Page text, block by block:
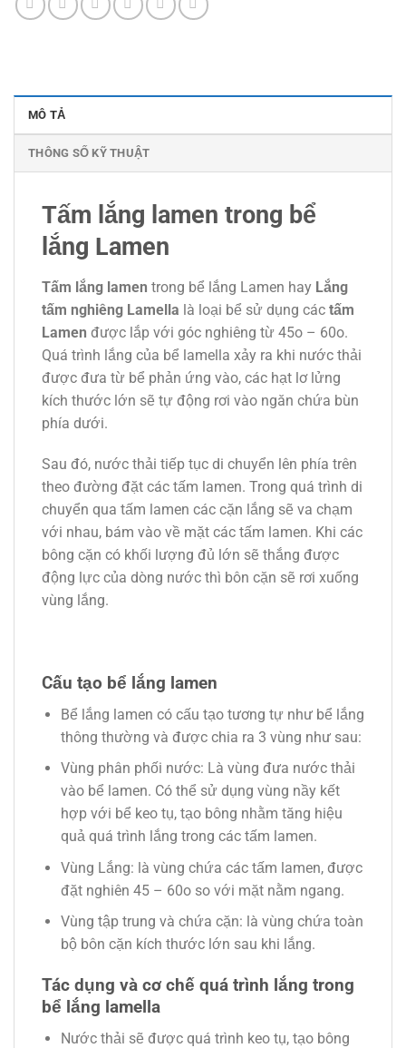
MÔ TẢ
THÔNG SỐ KỸ THUẬT
Tấm lắng lamen trong bể
lắng Lamen
Tấm lắng lamen trong bể lắng Lamen hay Lắng
tấm nghiêng Lamella là loại bể sử dụng các tấm
Lamen được lắp với góc nghiêng từ 45o – 60o.
Quá trình lắng của bể lamella xảy ra khi nước thải
được đưa từ bể phản ứng vào, các hạt lơ lửng
kích thước lớn sẽ tự động rơi vào ngăn chứa bùn
phía dưới.
Sau đó, nước thải tiếp tục di chuyển lên phía trên
theo đường đặt các tấm lamen. Trong quá trình di
chuyển qua tấm lamen các cặn lắng sẽ va chạm
với nhau, bám vào về mặt các tấm lamen. Khi các
bông cặn có khối lượng đủ lớn sẽ thắng được
động lực của dòng nước thì bôn cặn sẽ rơi xuống
vùng lắng.
Cấu tạo bể lắng lamen
Bể lắng lamen có cấu tạo tương tự như bể lắng
thông thường và được chia ra 3 vùng như sau:
Vùng phân phối nước: Là vùng đưa nước thải
vào bể lamen. Có thể sử dụng vùng nầy kết
hợp với bể keo tụ, tạo bông nhằm tăng hiệu
quả quá trình lắng trong các tấm lamen.
Vùng Lắng: là vùng chứa các tấm lamen, được
đặt nghiên 45 – 60o so với mặt nằm ngang.
Vùng tập trung và chứa cặn: là vùng chứa toàn
bộ bôn cặn kích thước lớn sau khi lắng.
Tác dụng và cơ chế quá trình lắng trong
bể lắng lamella
Nước thải sẽ được quá trình keo tụ, tạo bông